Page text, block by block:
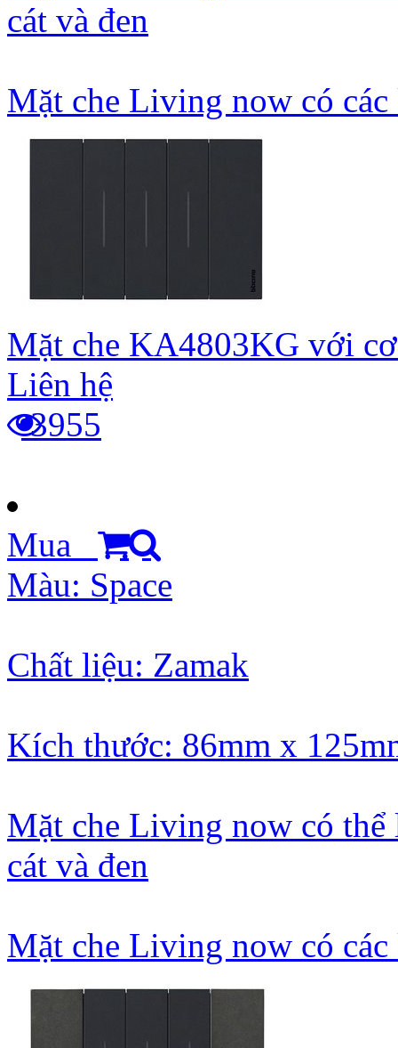
cát và đen
Mặt che Living now có
Mặt che KA4803KG với
Liên hệ
3955
Mua
Màu: Space
Chất liệu: Zamak
Kích thước: 86mm x
Mặt che Living now có thể
cát và đen
Mặt che Living now có